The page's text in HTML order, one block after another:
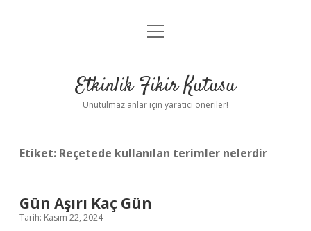
Anasayfa
Yasal Uyarı
menüyü
Etkinlik Fikir Kutusu
Unutulmaz anlar için yaratıcı öneriler!
Etiket: Reçetede kullanılan terimler nelerdir
Gün Aşırı Kaç Gün
Tarih: Kasım 22, 2024